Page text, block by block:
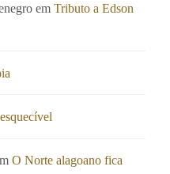
emTributo a Edson
O Norte alagoano fica